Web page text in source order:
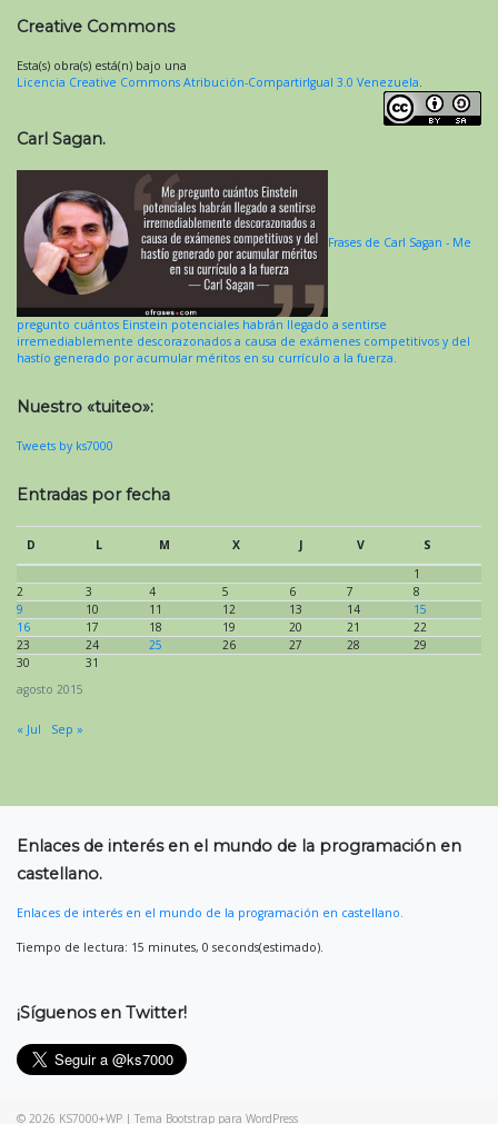
Creative Commons
Esta(s) obra(s) está(n) bajo una
Licencia Creative Commons Atribución-CompartirIgual 3.0 Venezuela.
Carl Sagan.
Frases de Carl Sagan - Me
pregunto cuántos Einstein potenciales habrán llegado a sentirse
irremediablemente descorazonados a causa de exámenes competitivos y del
hastío generado por acumular méritos en su currículo a la fuerza.
Nuestro «tuiteo»:
Tweets by ks7000
Entradas por fecha
agosto 2015
D L M X J V
S
1
2
3 4 5 6 7
8
9
10 11 12 13 14
15
16
17 18 19 20 21
22
23
24 25 26 27 28
29
30
31
« Jul Sep »
Enlaces de interés en el mundo de la programación en
castellano.
Enlaces de interés en el mundo de la programación en castellano.
Tiempo de lectura: 15 minutes, 0 seconds(estimado).
¡Síguenos en Twitter!
© 2026 KS7000+WP | Tema Bootstrap para WordPress